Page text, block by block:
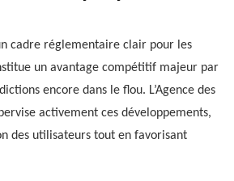
cadre réglementaire clair pour les
un avantage compétitif majeur par
encore dans le flou. L’Agence des
activement ces développements,
des utilisateurs tout en favorisant